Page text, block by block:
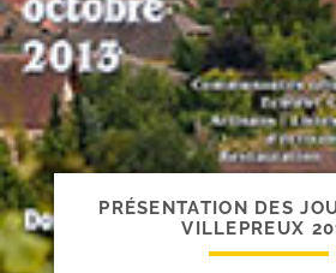
PRÉSENTATION DES
VILLEPREUX